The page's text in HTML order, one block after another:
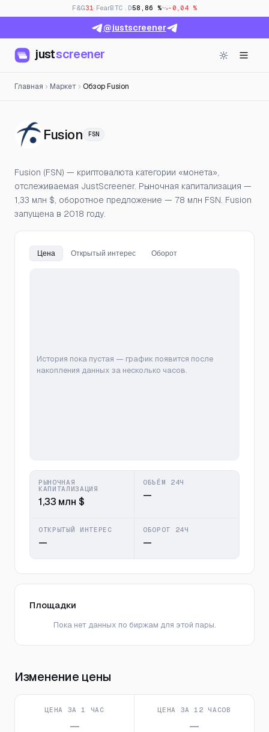
F&G31· FearBTC.D58,86 % -0,04 %
@justscreener
justscreener
Главная Маркет Обзор Fusion
Fusion — Цена, открытый интерес
FSN
Fusion (FSN) — криптовалюта категории «монета»,
отслеживаемая JustScreener. Рыночная капитализация —
1,33 млн $, оборотное предложение — 78 млн FSN. Fusion
запущена в 2018 году.
Цена Открытый интерес Оборот
История пока пустая — график появится после
накопления данных за несколько часов.
РЫНОЧНАЯ
КАПИТАЛИЗАЦИЯ
1,33 млн $
ОБЪЁМ 24Ч
—
ОТКРЫТЫЙ ИНТЕРЕС
—
ОБОРОТ 24Ч
—
Площадки
Пока нет данных по биржам для этой пары.
Изменение цены
ЦЕНА ЗА 1 ЧАС
—
ЦЕНА ЗА 12 ЧАСОВ
—